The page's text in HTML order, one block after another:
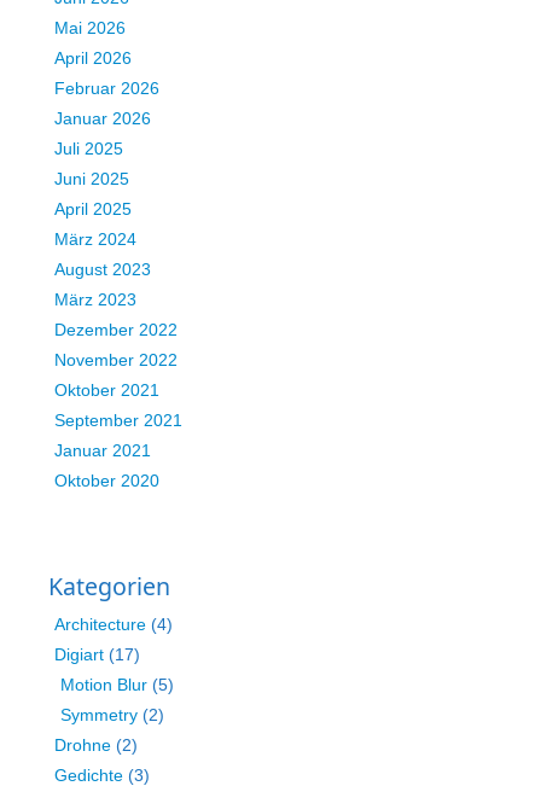
Mai 2026
April 2026
Februar 2026
Januar 2026
Juli 2025
Juni 2025
April 2025
März 2024
August 2023
März 2023
Dezember 2022
November 2022
Oktober 2021
September 2021
Januar 2021
Oktober 2020
Kategorien
Architecture (4)
Digiart (17)
Motion Blur (5)
Symmetry (2)
Drohne (2)
Gedichte (3)